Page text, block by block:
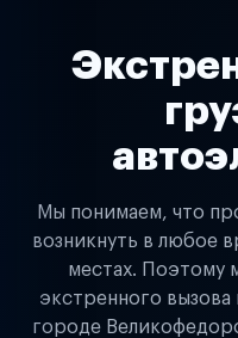
Мы понимаем, что
возникнуть в любое
местах. Поэтому
экстренного вызова
городе